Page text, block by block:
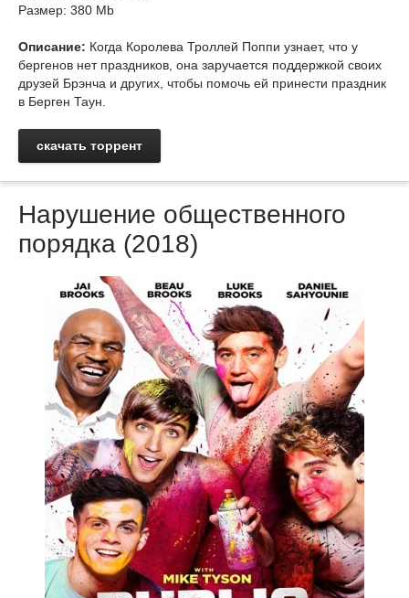
Размер: 380 Mb
Описание: Когда Королева Троллей Поппи узнает, что у
бергенов нет праздников, она заручается поддержкой своих
друзей Брэнча и других, чтобы помочь ей принести праздник
в Берген Таун.
скачать торрент
Нарушение общественного
порядка (2018)